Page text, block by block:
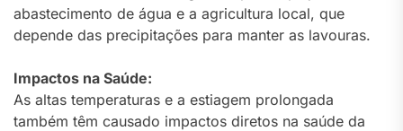
abastecimento de água e a agricultura local, que
depende das precipitações para manter as lavouras.
Impactos na Saúde:
As altas temperaturas e a estiagem prolongada
também têm causado impactos diretos na saúde da